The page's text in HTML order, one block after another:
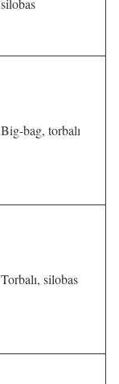
Big-bag, torbalı
Torbalı, silobas